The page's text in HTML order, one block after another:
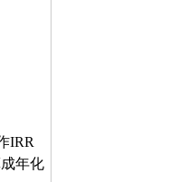
IRR
年化